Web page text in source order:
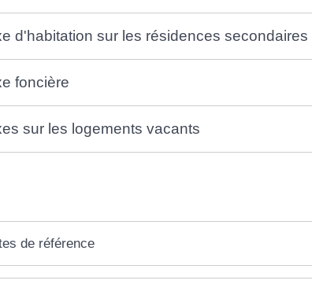
d'habitation sur les résidences secondaires
foncière
sur les logements vacants
de référence